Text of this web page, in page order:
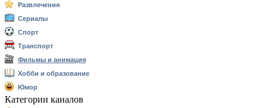
Развлечения
Сериалы
Спорт
Транспорт
Фильмы и анимация
Хобби и образование
Юмор
Категории каналов